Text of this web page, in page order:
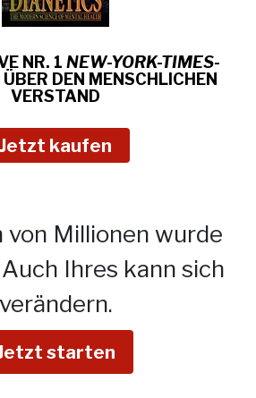
NR. 1 NEW-YORK-TIMES-
DEN MENSCHLICHEN
VERSTAND
Jetzt kaufen
von Millionen wurde
Auch Ihres kann sich
verändern.
starten